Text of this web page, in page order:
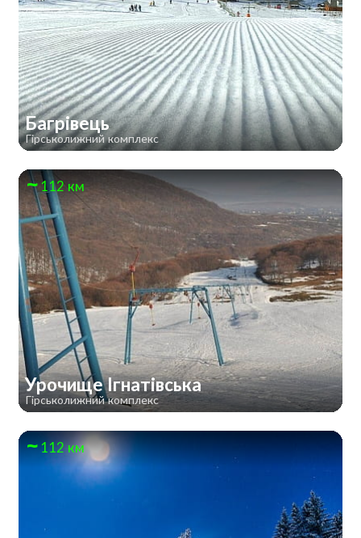
Багрівець
Гірськолижний комплекс
112 км
Урочище Ігнатівська
Гірськолижний комплекс
112 км